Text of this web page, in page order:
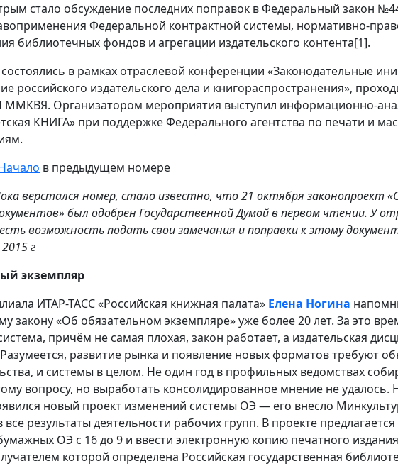
стало обсуждение последних поправок в Федеральный закон
Федеральной контрактной системы, нормативно-
библиотечных фондов и агрегации издательского контента[1].
состоялись в рамках отраслевой конференции «Законодательные
российского издательского дела и книгораспространения»,
ММКВЯ. Организатором мероприятия выступил информационно-
КНИГА» при поддержке Федерального агентства по печати и
в предыдущем номере
верстался номер, стало известно, что 21 октября законопроект
был одобрен Государственной Думой в первом чтении. У
возможность подать свои замечания и поправки к этому
г
экземпляр
ИТАР-ТАСС «Российская книжная палата» Елена Ногина
закону «Об обязательном экземпляре» уже более 20 лет. За это
причём не самая плохая, закон работает, а издательская
развитие рынка и появление новых форматов требуют
и системы в целом. Не один год в профильных ведомствах
вопросу, но выработать консолидированное мнение не удалось.
новый проект изменений системы ОЭ — его внесло
результаты деятельности рабочих групп. В проекте предлагается
ОЭ с 16 до 9 и ввести электронную копию печатного
которой определена Российская государственная